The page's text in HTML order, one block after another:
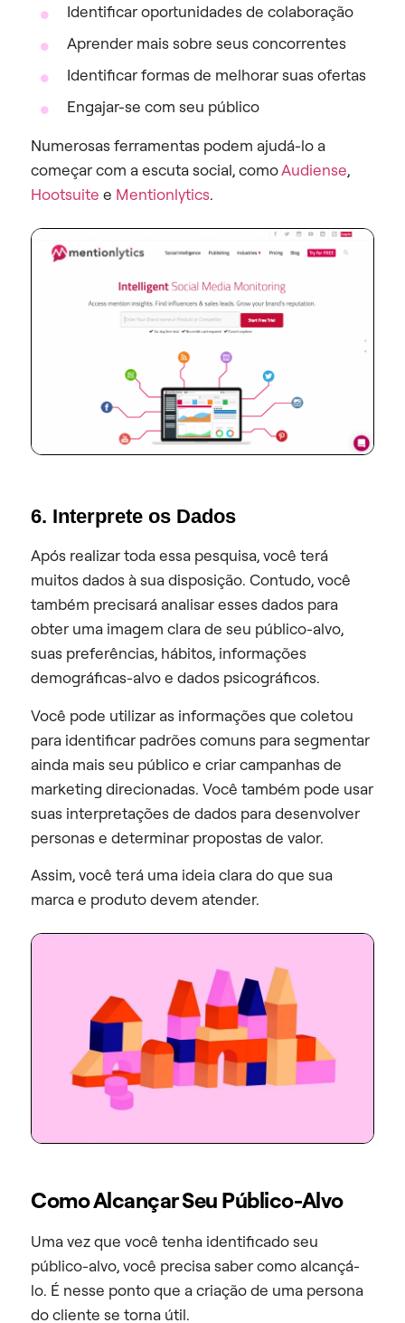
Identificar oportunidades de colaboração
Aprender mais sobre seus concorrentes
Identificar formas de melhorar suas ofertas
Engajar-se com seu público
Numerosas ferramentas podem ajudá-lo a
começar com a escuta social, comoAudiense,
Hootsuite e Mentionlytics.
6. Interprete os Dados
Após realizar toda essa pesquisa, você terá
muitos dados à sua disposição. Contudo, você
também precisará analisar esses dados para
obter uma imagem clara de seu público-alvo,
suas preferências, hábitos, informações
demográficas-alvo e dados psicográficos.
Você pode utilizar as informações que coletou
para identificar padrões comuns para segmentar
ainda mais seu público e criar campanhas de
marketing direcionadas. Você também pode usar
suas interpretações de dados para desenvolver
personas e determinar propostas de valor.
Assim, você terá uma ideia clara do que sua
marca e produto devem atender.
Como Alcançar Seu Público-Alvo
Uma vez que você tenha identificado seu
público-alvo, você precisa saber como alcançá-
lo. É nesse ponto que a criação de uma persona
do cliente se torna útil.